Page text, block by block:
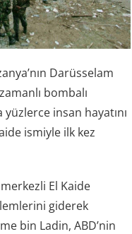
Darüsselam
bombalı
yüzlerce insan hayatını
ismiyle ilk kez
merkezli El Kaide
giderek
bin Ladin, ABD’nin